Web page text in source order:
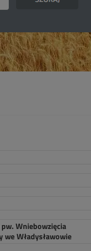
Wniebowzięcia
we Władysławowie